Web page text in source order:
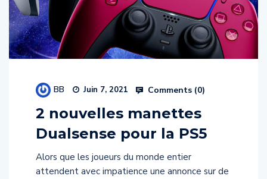
BB Juin 7, 2021 Comments (0)
2 nouvelles manettes
Dualsense pour la PS5
Alors que les joueurs du monde entier
attendent avec impatience une annonce sur de